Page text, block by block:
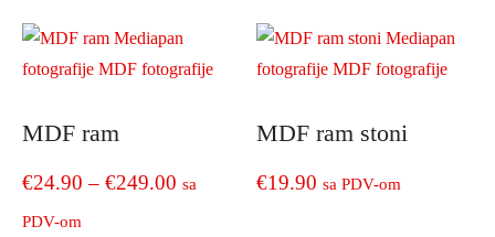
multiple
may
chosen
MDF ram
€24.90 – €249.00 Price
sa
PDV-om
MDF ram stoni
€19.90 sa PDV-om